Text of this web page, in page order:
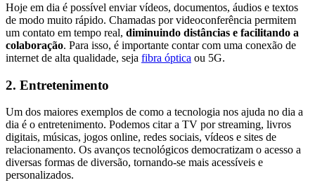
Hoje em dia é possível enviar vídeos, documentos, áudios e textos
de modo muito rápido. Chamadas por videoconferência permitem
um contato em tempo real, diminuindo distâncias e facilitando a
colaboração. Para isso, é importante contar com uma conexão de
internet de alta qualidade, seja fibra óptica ou 5G.
2. Entretenimento
Um dos maiores exemplos de como a tecnologia nos ajuda no dia a
dia é o entretenimento. Podemos citar a TV por streaming, livros
digitais, músicas, jogos online, redes sociais, vídeos e sites de
relacionamento. Os avanços tecnológicos democratizam o acesso a
diversas formas de diversão, tornando-se mais acessíveis e
personalizados.